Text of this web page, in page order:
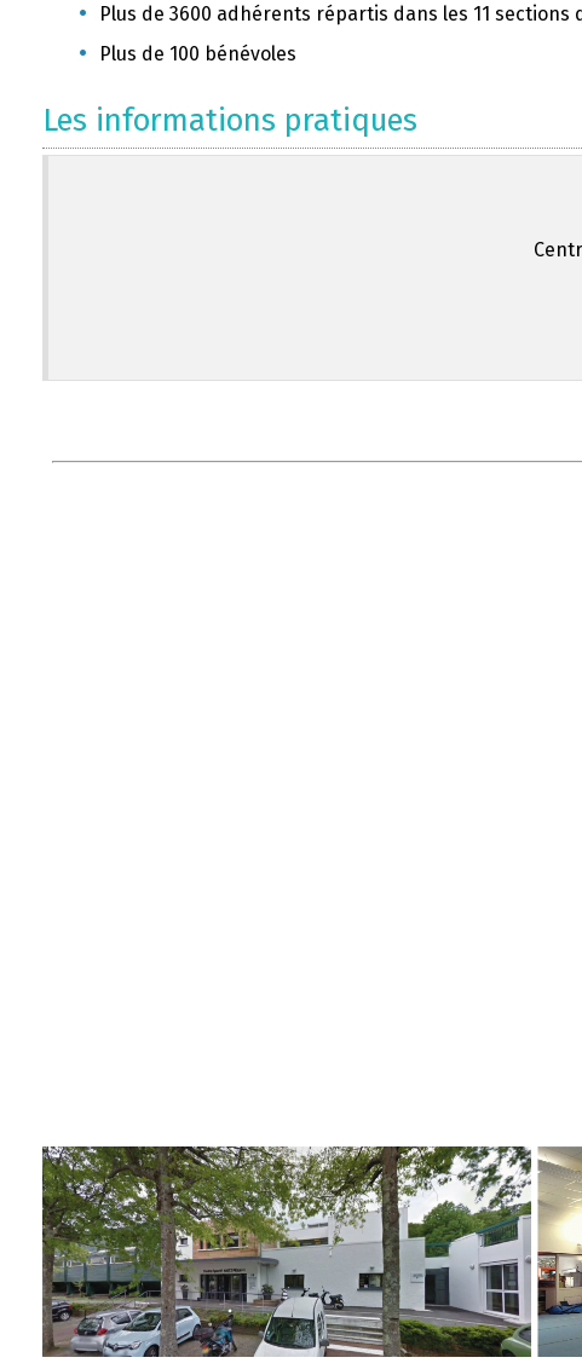
Plus de 3600 adhérents répartis dans les 11 sections
Plus de 100 bénévoles
Les informations pratiques